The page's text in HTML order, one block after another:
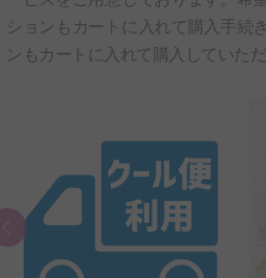
ションもカートに入れて購入手続
ンもカートに入れて購入していた